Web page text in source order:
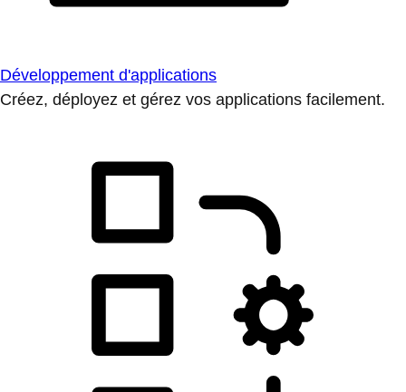
Développement d'applications
Créez, déployez et gérez vos applications facilement.